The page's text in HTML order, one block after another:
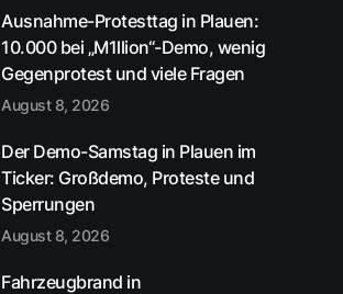
Ausnahme-Protesttag in Plauen:
10.000 bei „M1llion“-Demo, wenig
Gegenprotest und viele Fragen
August 8, 2026
Der Demo-Samstag in Plauen im
Ticker: Großdemo, Proteste und
Sperrungen
August 8, 2026
Fahrzeugbrand in